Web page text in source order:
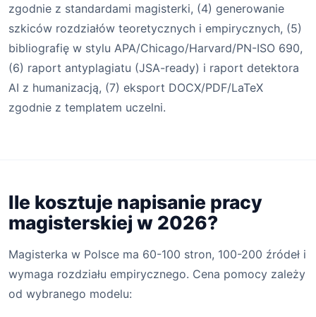
zgodnie z standardami magisterki, (4) generowanie
szkiców rozdziałów teoretycznych i empirycznych, (5)
bibliografię w stylu APA/Chicago/Harvard/PN-ISO 690,
(6) raport antyplagiatu (JSA-ready) i raport detektora
AI z humanizacją, (7) eksport DOCX/PDF/LaTeX
zgodnie z templatem uczelni.
Ile kosztuje napisanie pracy
magisterskiej w 2026?
Magisterka w Polsce ma 60-100 stron, 100-200 źródeł i
wymaga rozdziału empirycznego. Cena pomocy zależy
od wybranego modelu: